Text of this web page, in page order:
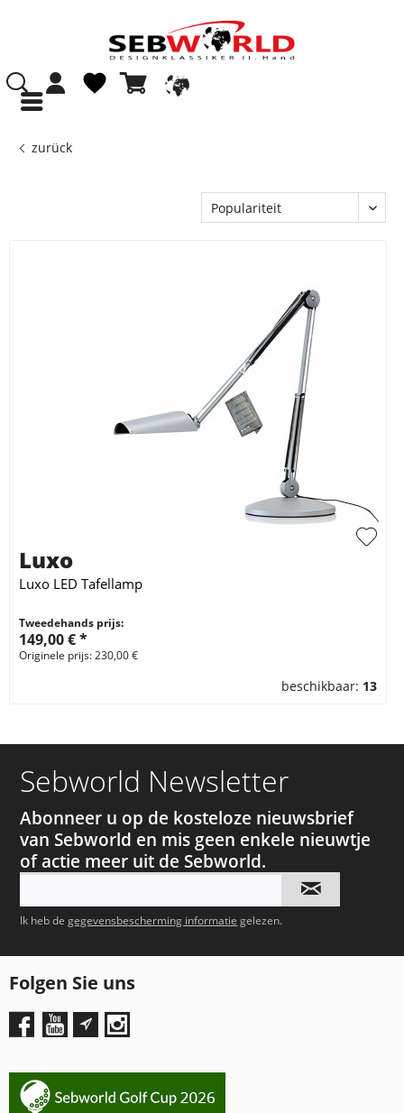
zurück
Luxo
Luxo LED Tafellamp
Tweedehands prijs:
149,00 € *
Originele prijs: 230,00 €
beschikbaar: 13
Sebworld Newsletter
Abonneer u op de kosteloze nieuwsbrief
van Sebworld en mis geen enkele nieuwtje
of actie meer uit de Sebworld.
Ik heb degegevensbescherming informatie gelezen.
Folgen Sie uns